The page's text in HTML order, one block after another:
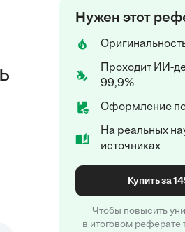
Нужен этот
Проходит ИИ-
99,9%
Оформление
На реальных
источниках
Купить за
Чтобы повысить
в итоговом реферате